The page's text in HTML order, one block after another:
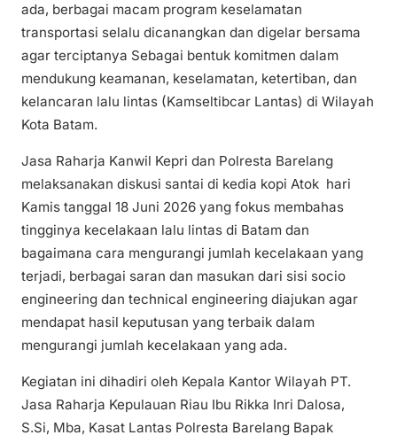
ada, berbagai macam program keselamatan
transportasi selalu dicanangkan dan digelar bersama
agar terciptanya Sebagai bentuk komitmen dalam
mendukung keamanan, keselamatan, ketertiban, dan
kelancaran lalu lintas (Kamseltibcar Lantas) di Wilayah
Kota Batam.
Jasa Raharja Kanwil Kepri dan Polresta Barelang
melaksanakan diskusi santai di kedia kopi Atok hari
Kamis tanggal 18 Juni 2026 yang fokus membahas
tingginya kecelakaan lalu lintas di Batam dan
bagaimana cara mengurangi jumlah kecelakaan yang
terjadi, berbagai saran dan masukan dari sisi socio
engineering dan technical engineering diajukan agar
mendapat hasil keputusan yang terbaik dalam
mengurangi jumlah kecelakaan yang ada.
Kegiatan ini dihadiri oleh Kepala Kantor Wilayah PT.
Jasa Raharja Kepulauan Riau Ibu Rikka Inri Dalosa,
S.Si, Mba, Kasat Lantas Polresta Barelang Bapak